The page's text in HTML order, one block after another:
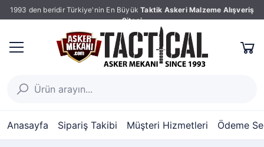
1993 den beridir Türkiye'nin En Büyük Taktik Askeri Malzeme Alışveriş
Sitesi
Anasayfa Sipariş Takibi Müşteri Hizmetleri Ödeme